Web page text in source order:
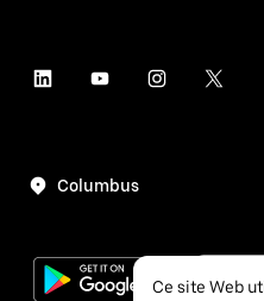
Columbus
Ce site Web